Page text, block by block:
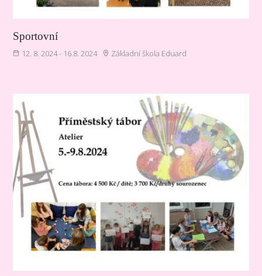
Sportovní
12. 8. 2024 - 16.8. 2024 Základní škola Eduard